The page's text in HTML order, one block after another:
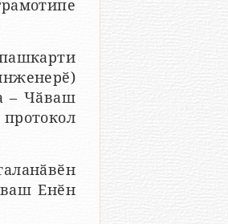
– Чӑваш
Енӗн